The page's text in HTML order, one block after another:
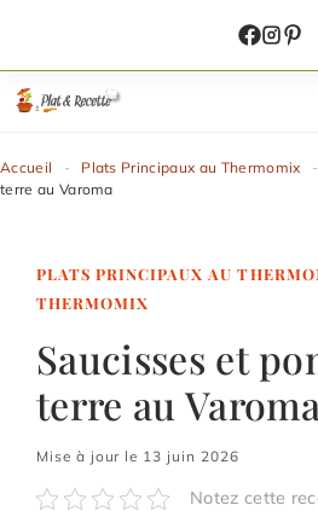
contenu
Accueil - Plats Principaux au Thermomix -
terre au Varoma
PLATS PRINCIPAUX AU
THERMOMIX
Saucisses et
terre au
Mise à jour le 13 juin 2026
Notez cette